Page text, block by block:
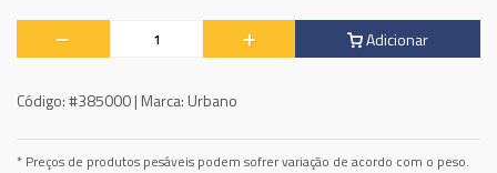
Adicionar
Código:#385000 | Marca: Urbano
* Preços de produtos pesáveis podem sofrer variação de acordo com o peso.